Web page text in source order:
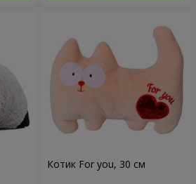
Котик For you, 30 см